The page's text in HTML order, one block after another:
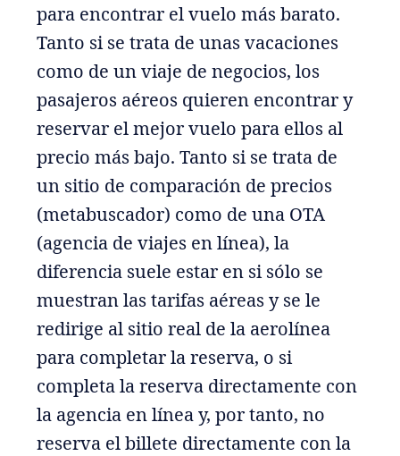
para encontrar el vuelo más barato.
Tanto si se trata de unas vacaciones
como de un viaje de negocios, los
pasajeros aéreos quieren encontrar y
reservar el mejor vuelo para ellos al
precio más bajo. Tanto si se trata de
un sitio de comparación de precios
(metabuscador) como de una OTA
(agencia de viajes en línea), la
diferencia suele estar en si sólo se
muestran las tarifas aéreas y se le
redirige al sitio real de la aerolínea
para completar la reserva, o si
completa la reserva directamente con
la agencia en línea y, por tanto, no
reserva el billete directamente con la